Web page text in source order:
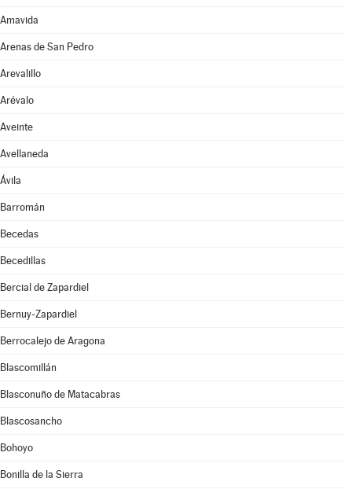
Amavida
Arenas de San Pedro
Arevalillo
Arévalo
Aveinte
Avellaneda
Ávila
Barromán
Becedas
Becedillas
Bercial de Zapardiel
Bernuy-Zapardiel
Berrocalejo de Aragona
Blascomillán
Blasconuño de Matacabras
Blascosancho
Bohoyo
Bonilla de la Sierra